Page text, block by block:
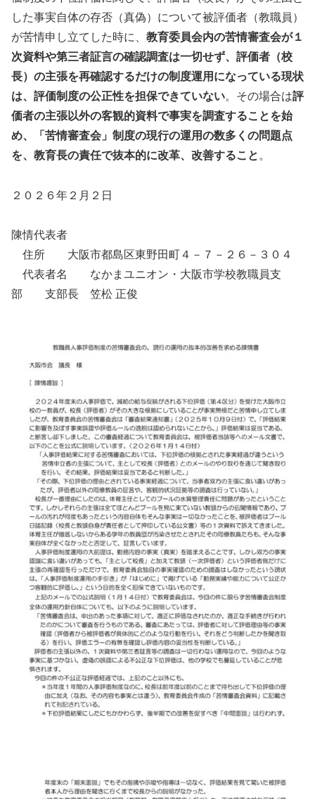
した事実自体の存否（真偽）について被評価者（教職員）
が苦情申し立てした時に、 教育委員会内の苦情審査会が１
次資料や第三者証言の確認調査は一切せず、評価者（校
長）の主張を再確認するだけの制度運用になっている現状
は、評価制度の公正性を担保できていない。その場合は評
価者の主張以外の客観的資料で事実を調査することを始
め、「苦情審査会」制度の現行の運用の数多くの問題点
を、教育長の責任で抜本的に改革、改善すること 。
２０２６年２月２日
陳情代表者
住所 大阪市都島区東野田町４－７－２６－３０４
代表者名 なかまユニオン・大阪市学校教職員支
部 支部長 笠松 正俊